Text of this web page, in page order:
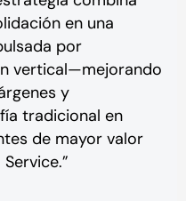
en una
por
vertical—mejorando
y
tradicional en
de mayor valor